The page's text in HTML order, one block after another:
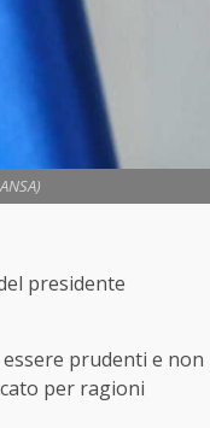
presidente
prudenti e non
per ragioni